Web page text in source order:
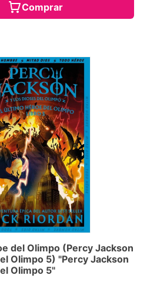
Comprar
del Olimpo (Percy Jackson
Olimpo 5) "Percy Jackson
Olimpo 5"